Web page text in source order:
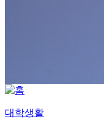
대학생활